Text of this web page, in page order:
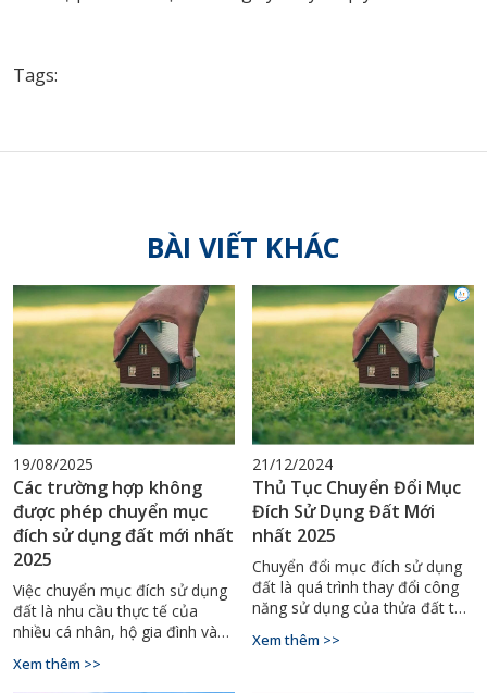
Tags:
BÀI VIẾT KHÁC
19/08/2025
Các trường hợp không
được phép chuyển mục
đích sử dụng đất mới nhất
2025
Việc chuyển mục đích sử dụng
đất là nhu cầu thực tế của
nhiều cá nhân, hộ gia đình và
trị của đất đai hiệu quả hơn.
Xem thêm >>
21/12/2024
Thủ Tục Chuyển Đổi Mục
Đích Sử Dụng Đất Mới
nhất 2025
Chuyển đổi mục đích sử dụng
đất là quá trình thay đổi công
năng sử dụng của thửa đất từ
khác, được quy định chặt chẽ
Xem thêm >>